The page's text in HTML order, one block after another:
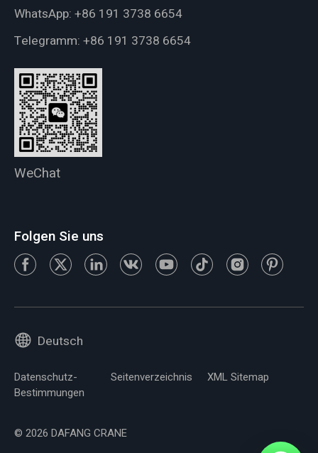
WhatsApp: +86 191 3738 6654
Telegramm: +86 191 3738 6654
WeChat
Folgen Sie uns
Deutsch
Datenschutz-
Bestimmungen
Seitenverzeichnis XML Sitemap
© 2026 DAFANG CRANE